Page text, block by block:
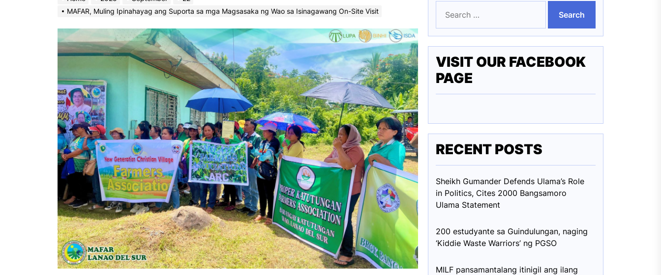
MAFAR, Muling Ipinahayag ang Suporta sa mga Magsasaka ng Wao sa Isinagawang On-Site Visit
for:
VISIT OUR FACEBOOK
PAGE
RECENT POSTS
Sheikh Gumander Defends Ulama’s Role
in Politics, Cites 2000 Bangsamoro
Ulama Statement
200 estudyante sa Guindulungan, naging
‘Kiddie Waste Warriors’ ng PGSO
MILF pansamantalang itinigil ang ilang